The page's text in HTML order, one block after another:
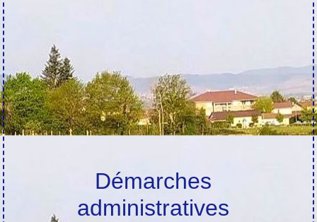
Démarches
administratives